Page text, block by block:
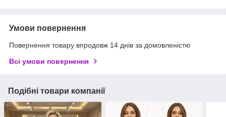
Умови повернення
Повернення товару впродовж 14 днів за домовленістю
Всі умови повернення
Подібні товари компанії